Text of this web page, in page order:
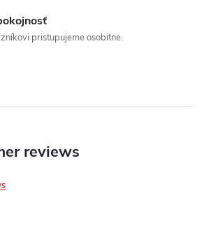
pristupujeme osobitne.
reviews